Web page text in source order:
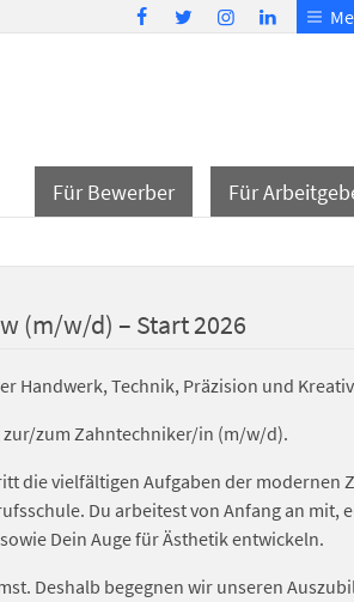
Für Bewerber Für
(m/w/d) – Start 2026
Handwerk, Technik, Präzision und
zur/zum Zahntechniker/in (m/w/d).
die vielfältigen Aufgaben der modernen
Du arbeitest von Anfang an mit,
Dein Auge für Ästhetik entwickeln.
Deshalb begegnen wir unseren